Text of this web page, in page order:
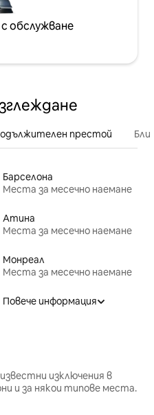
обслужване
престой
Барселона
Места за месечно наемане
Атина
Места за месечно наемане
Монреал
Места за месечно наемане
Повече информация
изключения в
и за някои типове места.